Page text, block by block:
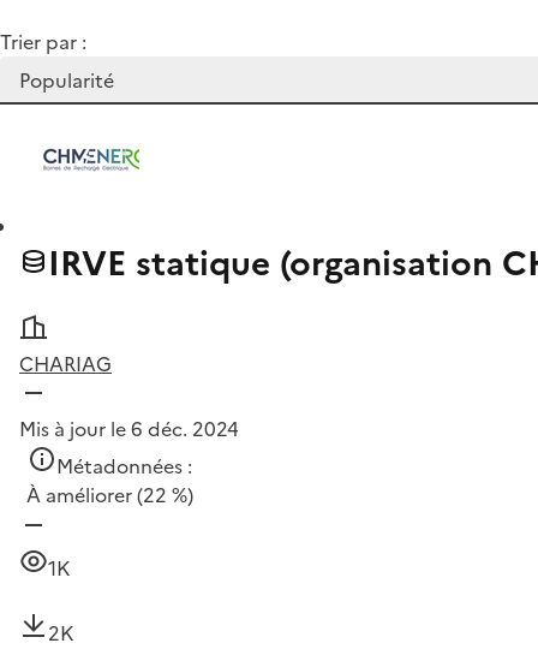
Trier par :
IRVE statique (organisation
CHARIAG
Mis à jour le 6 déc. 2024
Métadonnées :
À améliorer(22 %)
1K
2K